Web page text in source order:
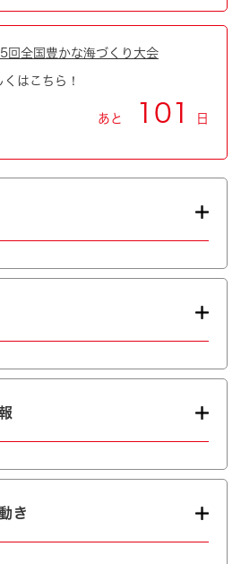
回全国豊かな海づくり大会
くはこちら！
あと 101 日
き